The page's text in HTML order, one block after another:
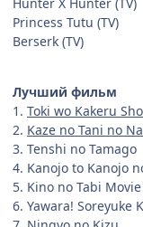
Princess Tutu (TV)
Berserk (TV)
Лучший фильм
1. Toki wo Kakeru
2. Kaze no Tani no
3. Tenshi no Tamago
4. Kanojo to Kanojo
5. Kino no Tabi Movie
6. Yawara! Soreyuke